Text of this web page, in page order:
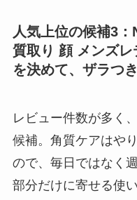
人気上位の候補3
質取り 顔 メンズ
を決めて、ザラつ
レビュー件数が多く
候補。角質ケアはや
ので、毎日ではなく
部分だけに寄せる使